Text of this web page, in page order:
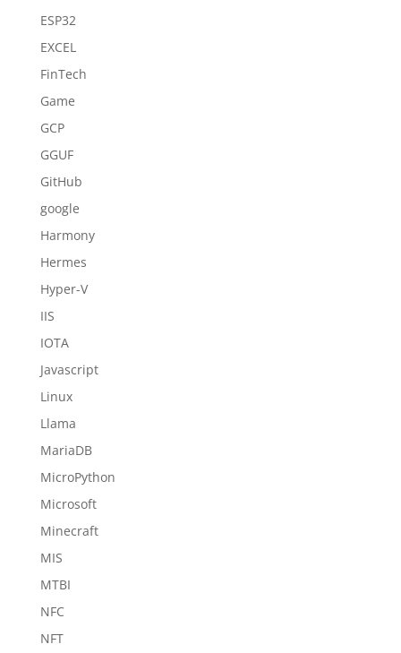
ESP32
EXCEL
FinTech
Game
GCP
GGUF
GitHub
google
Harmony
Hermes
Hyper-V
IIS
IOTA
Javascript
Linux
Llama
MariaDB
MicroPython
Microsoft
Minecraft
MIS
MTBI
NFC
NFT